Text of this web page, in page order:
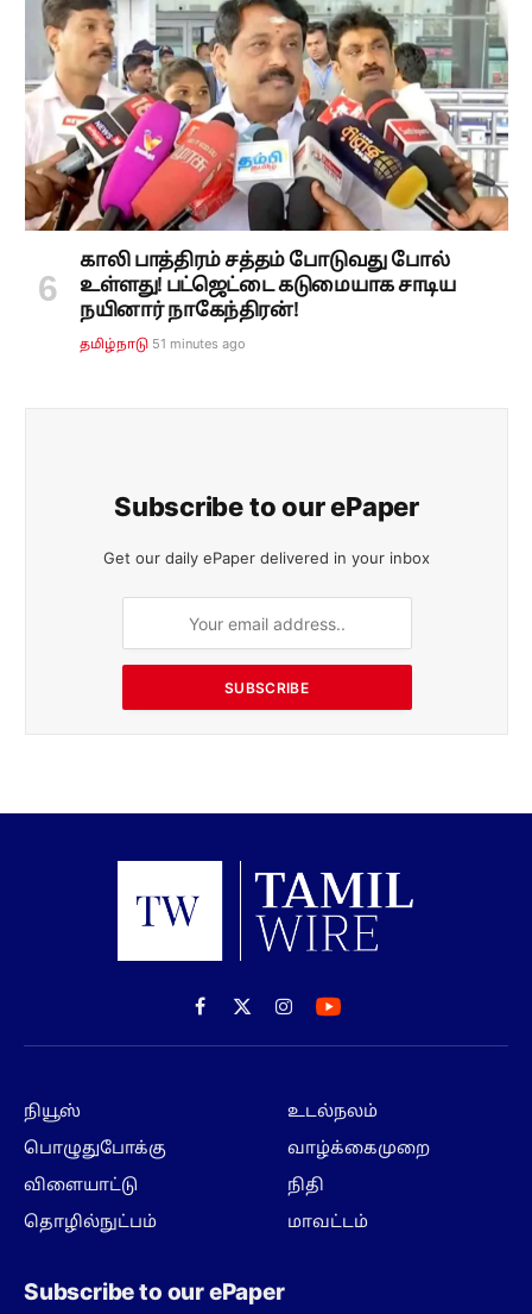
காலி பாத்திரம் சத்தம் போடுவது போல்
உள்ளது! பட்ஜெட்டை கடுமையாக சாடிய
நயினார் நாகேந்திரன்!
தமிழ்நாடு 51 minutes ago
Subscribe to our ePaper
Get our daily ePaper delivered in your inbox
SUBSCRIBE
Facebook
X
(Twitter)
Instagram
நியூஸ்
பொழுதுபோக்கு
விளையாட்டு
தொழில்நுட்பம்
உடல்நலம்
வாழ்க்கைமுறை
நிதி
மாவட்டம்
Subscribe to our ePaper